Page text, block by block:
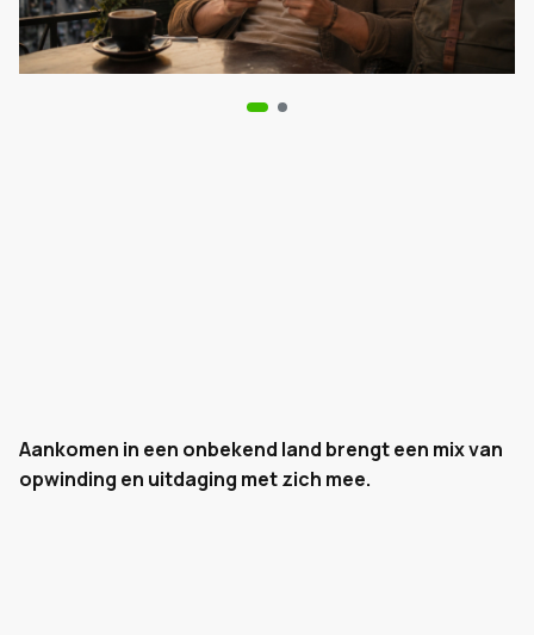
Aankomen in een onbekend land brengt een mix van
opwinding en uitdaging met zich mee.